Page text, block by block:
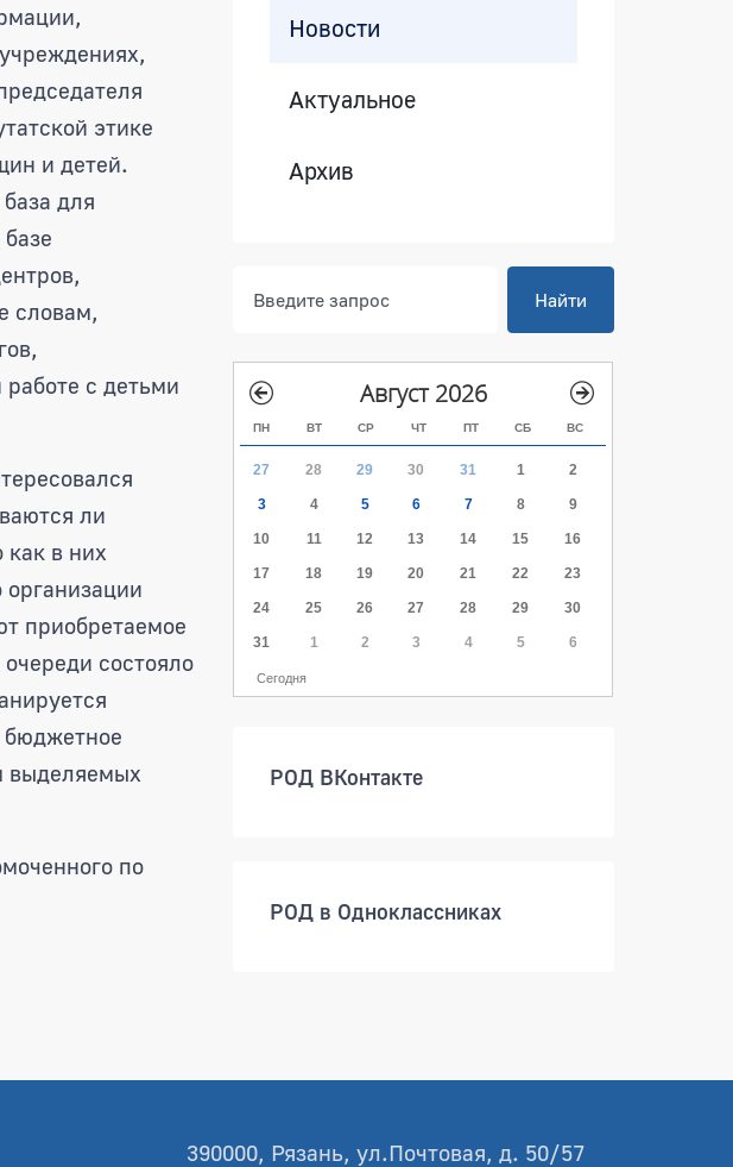
этике
и детей.
для
словам,
с детьми
ли
как в них
приобретаемое
состояло
бюджетное
выделяемых
по
Новости
Актуальное
Архив
Найти
Август 2026
ПН ВТ СР ЧТ ПТ СБ ВС
27 28 29 30 31 1 2
3 4 5 6 7 8 9
10 11 12 13 14 15 16
17 18 19 20 21 22 23
24 25 26 27 28 29 30
31 1 2 3 4 5 6
Сегодня
РОД ВКонтакте
РОД в Одноклассниках
390000, Рязань, ул.Почтовая, д. 50/57